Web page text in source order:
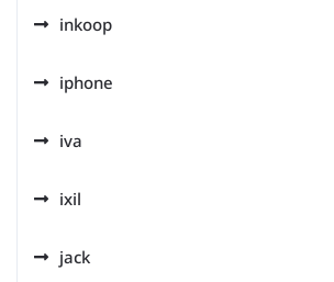
inkoop
iphone
iva
ixil
jack